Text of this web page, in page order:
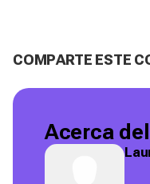
COMPARTE ESTE
Acerca